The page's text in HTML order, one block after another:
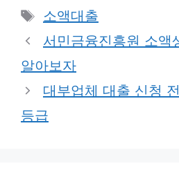
Tags
소액대출
서민금융진흥원 소액
알아보자
대부업체 대출 신청
등급